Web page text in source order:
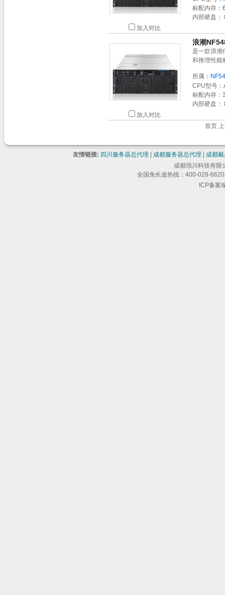
加入对比
标配内存：
内部硬盘：
加入对比
浪潮
是一款浪潮
和推理性能
所属：
CPU型号：
标配内存：
内部硬盘：
首页
友情链接: 四川服务器总代理 成都服务器总代理
成都
成都强川科技有限
全国免长途热线：400-028-
ICP备案